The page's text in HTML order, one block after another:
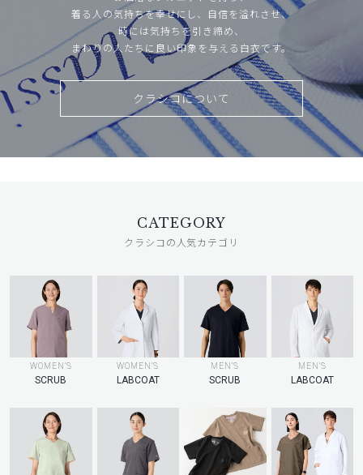
着る人の気持ちを幸せにし、自信を溢れさせ、
時には気持ちを引き締め、
まわりの人たちに良い印象を与える白衣です。
クラシコについて
CATEGORY
クラシコの人気カテゴリ
WOMEN’S
SCRUB
WOMEN’S
LABCOAT
MEN’S
SCRUB
MEN’S
LABCOAT